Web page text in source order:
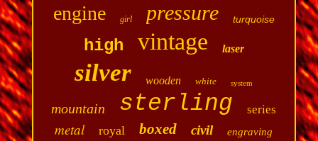
engine girl pressure turquoise
high vintage laser
silver wooden white system
mountain sterling series
metal royal boxed civil engraving